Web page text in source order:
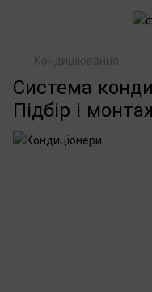
Кондиціювання
Система
Підбір і